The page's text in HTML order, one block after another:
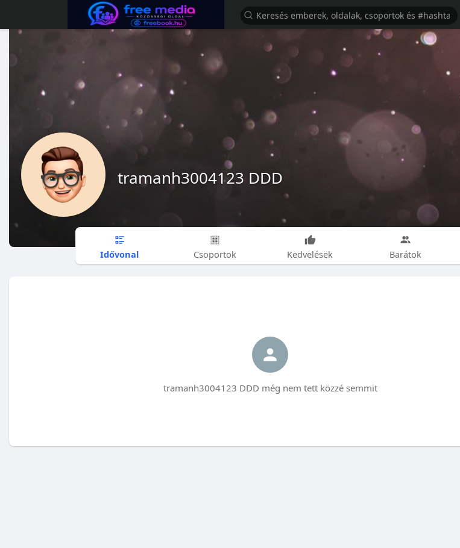
tramanh3004123 DDD
Idővonal Csoportok Kedvelések Barátok
tramanh3004123 DDD még nem tett közzé semmit